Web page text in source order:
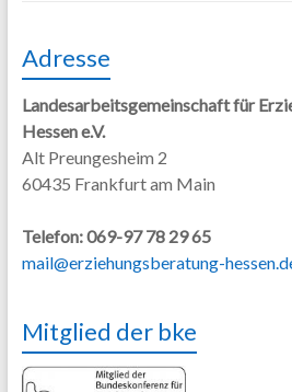
Adresse
Landesarbeitsgemeinschaft für
Hessen e.V.
Alt Preungesheim 2
60435 Frankfurt am Main
Telefon: 069-97 78 29 65
mail@erziehungsberatung-
Mitglied der bke